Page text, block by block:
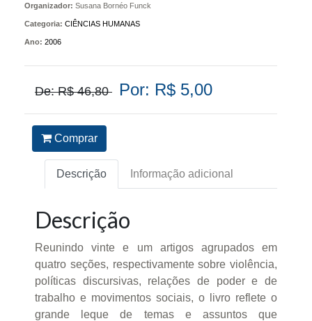
Organizador: Susana Bornéo Funck
Categoria: CIÊNCIAS HUMANAS
Ano: 2006
De: R$ 46,80 Por: R$ 5,00
Comprar
Descrição Informação adicional
Descrição
Reunindo vinte e um artigos agrupados em
quatro seções, respectivamente sobre violência,
políticas discursivas, relações de poder e de
trabalho e movimentos sociais, o livro reflete o
grande leque de temas e assuntos que